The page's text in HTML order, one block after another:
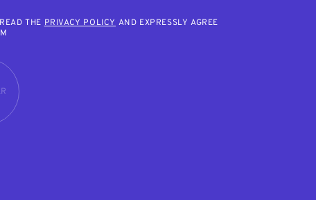
THEPRIVACY POLICYAND EXPRESSLY AGREE